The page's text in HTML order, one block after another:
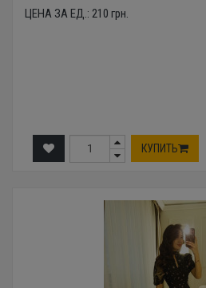
ЦЕНА ЗА ЕД.: 210 грн.
КУПИТЬ